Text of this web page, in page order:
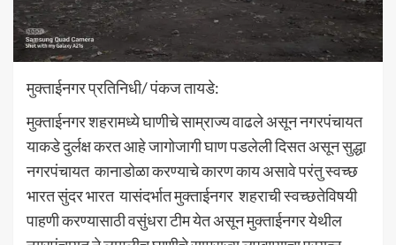
मुक्ताईनगर प्रतिनिधी/ पंकज तायडे:
मुक्ताईनगर शहरामध्ये घाणीचे साम्राज्य वाढले असून नगरपंचायत
याकडे दुर्लक्ष करत आहे जागोजागी घाण पडलेली दिसत असून सुद्धा
नगरपंचायत कानाडोळा करण्याचे कारण काय असावे परंतु स्वच्छ
भारत सुंदर भारत यासंदर्भात मुक्ताईनगर शहराची स्वच्छतेविषयी
पाहणी करण्यासाठी वसुंधरा टीम येत असून मुक्ताईनगर येथील